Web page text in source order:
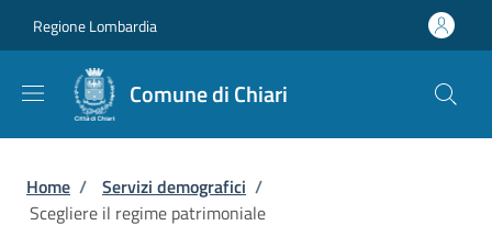
Regione Lombardia
Comune di Chiari
Briciole di pane
Home / Servizi demografici /
Scegliere il regime patrimoniale